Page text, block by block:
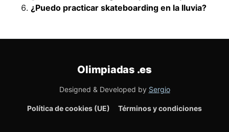
¿Puedo practicar skateboarding en la lluvia?
Política de cookies (UE) Términos y condiciones
Olimpiadas .es
Designed & Developed by Sergio